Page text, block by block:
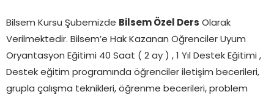
Bilsem Kursu Şubemizde Bilsem Özel Ders Olarak
Verilmektedir. Bilsem’e Hak Kazanan Öğrenciler Uyum
Oryantasyon Eğitimi 40 Saat ( 2 ay ) , 1 Yıl Destek Eğitimi ,
Destek eğitim programında öğrenciler iletişim becerileri,
grupla çalışma teknikleri, öğrenme becerileri, problem